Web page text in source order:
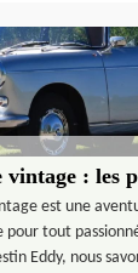
: les
est une
pour tout
Eddy, nous